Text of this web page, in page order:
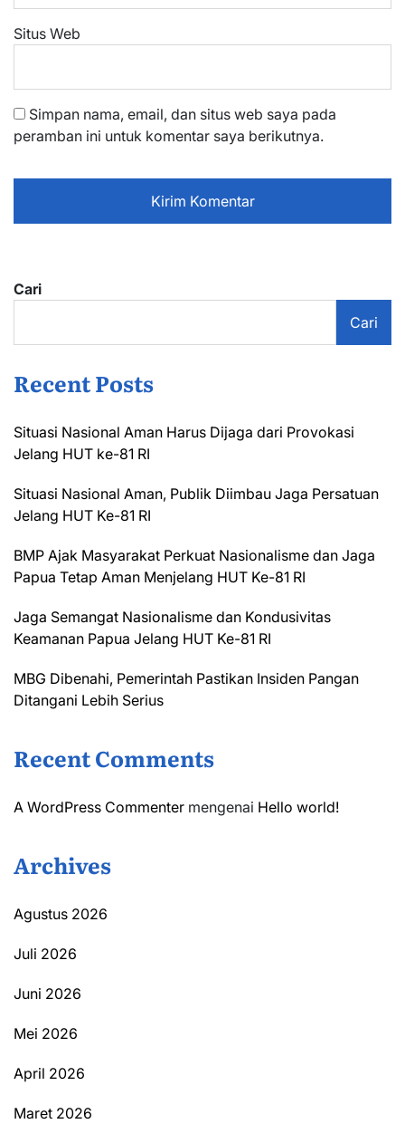
Situs Web
Simpan nama, email, dan situs web saya pada
peramban ini untuk komentar saya berikutnya.
Cari
Cari
Recent Posts
Situasi Nasional Aman Harus Dijaga dari Provokasi
Jelang HUT ke-81 RI
Situasi Nasional Aman, Publik Diimbau Jaga Persatuan
Jelang HUT Ke-81 RI
BMP Ajak Masyarakat Perkuat Nasionalisme dan Jaga
Papua Tetap Aman Menjelang HUT Ke-81 RI
Jaga Semangat Nasionalisme dan Kondusivitas
Keamanan Papua Jelang HUT Ke-81 RI
MBG Dibenahi, Pemerintah Pastikan Insiden Pangan
Ditangani Lebih Serius
Recent Comments
A WordPress Commenter mengenai Hello world!
Archives
Agustus 2026
Juli 2026
Juni 2026
Mei 2026
April 2026
Maret 2026